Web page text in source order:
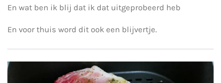
En wat ben ik blij dat ik dat uitgeprobeerd heb
En voor thuis word dit ook een blijvertje.